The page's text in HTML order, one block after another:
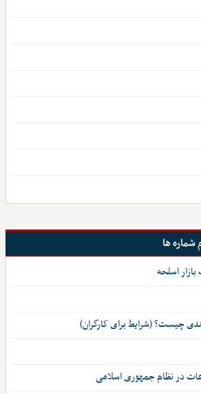
شماره ها
اسلحه
چیست؟ (شرایط برای کارگران)
در نظام جمهوری اسلامی